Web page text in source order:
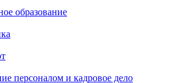
образование
персоналом и кадровое дело